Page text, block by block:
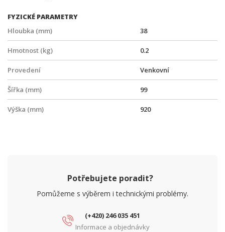
FYZICKÉ PARAMETRY
Hloubka (mm)
38
Hmotnost (kg) 0.2
Provedení Venkovní
Šířka (mm) 99
Výška (mm) 920
Potřebujete poradit?
Pomůžeme s výběrem i technickými problémy.
(+420) 246 035 451
Informace a objednávky